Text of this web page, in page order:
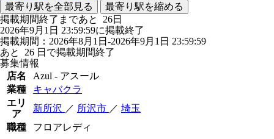
最寄り駅を全部見る
最寄り駅を縮める
掲載期間終了まであと 26日
2026年9月1日 23:59:59に掲載終了
掲載期間：2026年8月1日-2026年9月1日 23:59:59
あと 26 日で掲載期間終了
募集情報
店名
Azul - アスール
業種
キャバクラ
エリ
ア
新所沢 ／ 所沢市 ／ 埼玉
職種
フロアレディ